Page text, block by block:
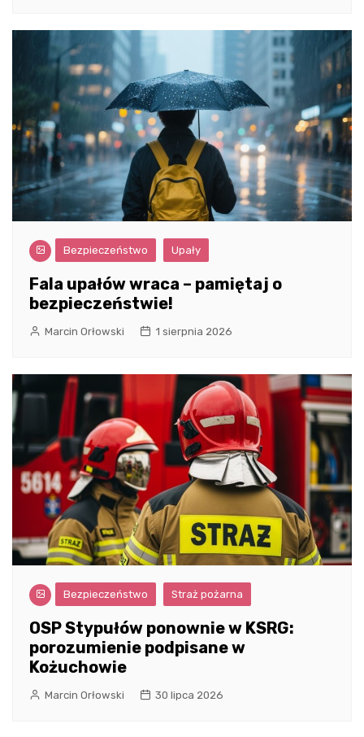
Bezpieczeństwo Upały
Fala upałów wraca – pamiętaj o
bezpieczeństwie!
Marcin Orłowski 1 sierpnia 2026
Bezpieczeństwo Straż pożarna
OSP Stypułów ponownie w KSRG:
porozumienie podpisane w
Kożuchowie
Marcin Orłowski 30 lipca 2026